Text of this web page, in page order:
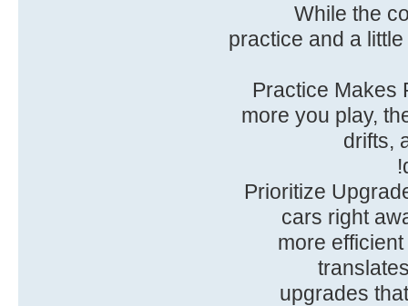
While the
practice and a
• Practice
more you play,
drifts,
• Prioritize
cars right
more
upgrades